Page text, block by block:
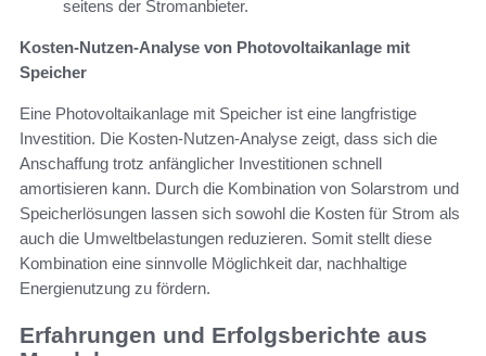
seitens der Stromanbieter.
Kosten-Nutzen-Analyse von Photovoltaikanlage mit
Speicher
Eine Photovoltaikanlage mit Speicher ist eine langfristige
Investition. Die Kosten-Nutzen-Analyse zeigt, dass sich die
Anschaffung trotz anfänglicher Investitionen schnell
amortisieren kann. Durch die Kombination von Solarstrom und
Speicherlösungen lassen sich sowohl die Kosten für Strom als
auch die Umweltbelastungen reduzieren. Somit stellt diese
Kombination eine sinnvolle Möglichkeit dar, nachhaltige
Energienutzung zu fördern.
Erfahrungen und Erfolgsberichte aus